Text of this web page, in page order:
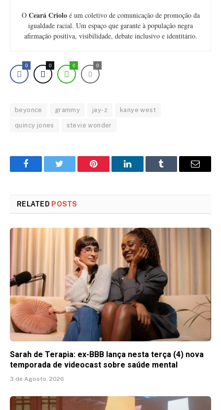
O Ceará Crioloé um coletivo de comunicação de promoção da
igualdade racial. Um espaço que garante à população negra
afirmação positiva, visibilidade, debate inclusivo e identitário.
0 0 0 0
beyonce grammy jay-z kanye west
quincy jones stevie wonder
FacebookTwitter Pinterest LinkedInTumblr Email
RELATED POSTS
Sarah de Terapia: ex-BBB lança nesta terça (4) nova
temporada de videocast sobre saúde mental
3 de Agosto, 2026